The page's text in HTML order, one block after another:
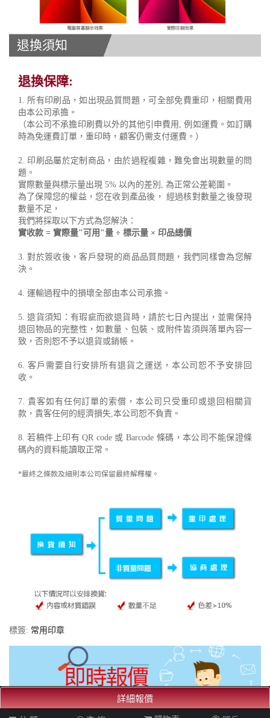
退換須知
退換保障:
1. 所有印刷品，如出現品質問題，可全部免費重印，相關費用
由本公司承擔。
（本公司不承擔印刷費以外的其他引申費用, 例如運費。如訂購
時為免運費訂單，重印時，顧客仍需支付運費。）
2. 印刷品屬於定制商品，由於過程複雜，難免會出現數量的問
題。
實際數量與標示量出現 5% 以內的差別, 為正常公差範圍。
為了保障您的權益，您在收到產品後， 經過核對數量之後發現
數量不足，
我們將採取以下方式為您解決：
實收款 = 實際量"可用"量 ÷ 標示量 × 印品總價
3. 對於簽收後，客戶發現的商品品質問題，我們同樣會為您解
決。
4. 運輸過程中的損壞全部由本公司承擔。
5. 退貨須知：有瑕疵而欲退貨時，請於七日內提出，並需保持
退回物品的完整性，如數量、包裝、或附件皆須與落單內容一
致，否則恕不予以退貨或銷帳。
6. 客戶需要自行安排所有退貨之運送，本公司恕不予安排回
收。
7. 貴客如有任何訂單的索償，本公司只受重印或退回相關貨
款，貴客任何的經濟損失,本公司恕不負責。
8. 若稿件上印有 QR code 或 Barcode 條碼，本公司不能保證條
碼內的資料能讀取正常。
*最終之條款及細則本公司保留最終解釋權。
標簽: 常用印章
詳細報價